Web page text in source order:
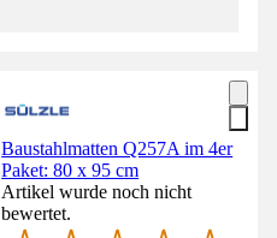
Baustahlmatten Q257A im 4er
Paket: 80 x 95 cm
Artikel wurde noch nicht
bewertet.